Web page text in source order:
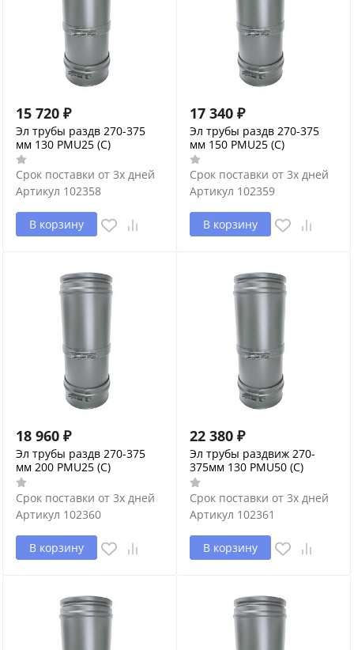
15 720 ₽
Эл трубы раздв 270-375
мм 130 PMU25 (С)
Срок поставки от 3х дней
Артикул 102358
В корзину
17 340 ₽
Эл трубы раздв 270-375
мм 150 PMU25 (С)
Срок поставки от 3х дней
Артикул 102359
В корзину
18 960 ₽
Эл трубы раздв 270-375
мм 200 PMU25 (С)
Срок поставки от 3х дней
Артикул 102360
В корзину
22 380 ₽
Эл трубы раздвиж 270-
375мм 130 PMU50 (С)
Срок поставки от 3х дней
Артикул 102361
В корзину